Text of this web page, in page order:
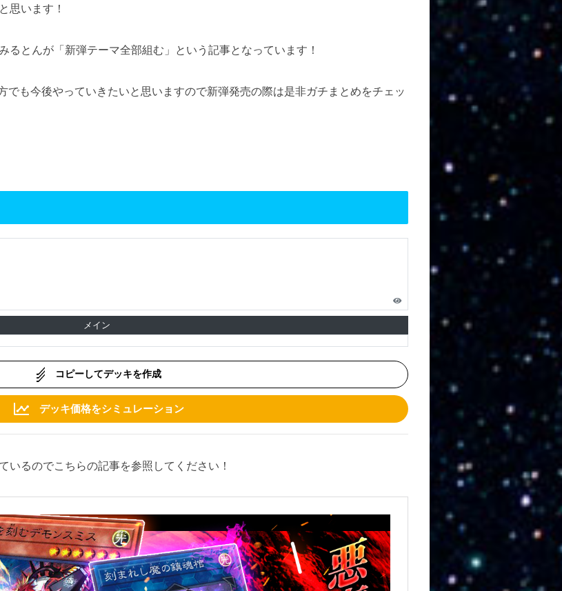
思います！
るとんが「新弾テーマ全部組む」という記事となっています！
でも今後やっていきたいと思いますので新弾発売の際は是非ガチまとめをチェッ
メイン
コピーしてデッキを作成
デッキ価格をシミュレーション
いるのでこちらの記事を参照してください！